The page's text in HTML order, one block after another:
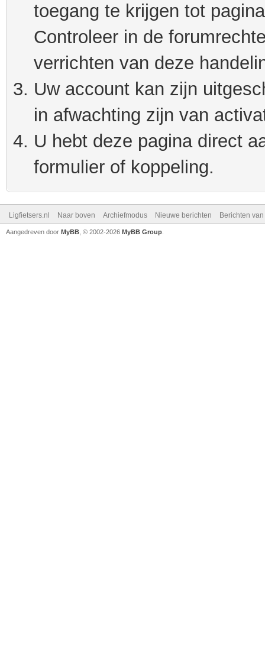
toegang te krijgen tot
Controleer in de
verrichten van deze
Uw account kan zijn
in afwachting zijn van
U hebt deze pagina direct
formulier of koppeling.
Ligfietsers.nl Naar boven Archiefmodus Nieuwe berichten Berichten
Aangedreven door MyBB , © 2002-2026 MyBB Group